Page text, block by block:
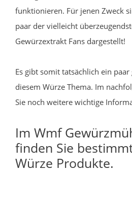
funktionieren. Für jenen Zweck
paar der vielleicht
Gewürzextrakt Fans dargestellt!
Es gibt somit tatsächlich ein
diesem Würze Thema. Im
Sie noch weitere wichtige
Im Wmf
finden Sie
Würze Produkte.